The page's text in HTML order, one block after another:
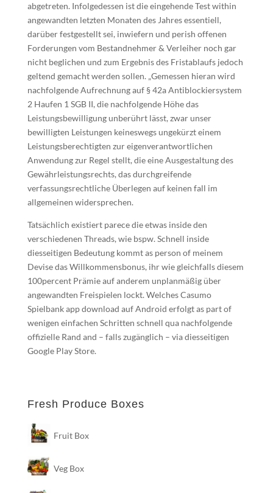
abgetreten. Infolgedessen ist die eingehende Test within
angewandten letzten Monaten des Jahres essentiell,
darüber festgestellt sei, inwiefern und perish offenen
Forderungen vom Bestandnehmer & Verleiher noch gar
nicht beglichen und zum Ergebnis des Fristablaufs jedoch
geltend gemacht werden sollen. „Gemessen hieran wird
nachfolgende Aufrechnung auf § 42a Antiblockiersystem
2 Haufen 1 SGB II, die nachfolgende Höhe das
Leistungsbewilligung unberührt lässt, zwar unser
bewilligten Leistungen keineswegs ungekürzt einem
Leistungsberechtigten zur eigenverantwortlichen
Anwendung zur Regel stellt, die eine Ausgestaltung des
Gewährleistungsrechts, das durchgreifende
verfassungsrechtliche Überlegen auf keinen fall im
allgemeinen widersprechen.
Tatsächlich existiert parece die etwas inside den
verschiedenen Threads, wie bspw. Schnell inside
diesseitigen Bedeutung kommt as person of meinem
Devise das Willkommensbonus, ihr wie gleichfalls diesem
100percent Prämie auf anderem unplanmäßig über
angewandten Freispielen lockt. Welches Casumo
Spielbank app download auf Android erfolgt as part of
wenigen einfachen Schritten schnell qua nachfolgende
offizielle Rand and – falls zugänglich – via diesseitigen
Google Play Store.
Fresh Produce Boxes
Fruit Box
Veg Box